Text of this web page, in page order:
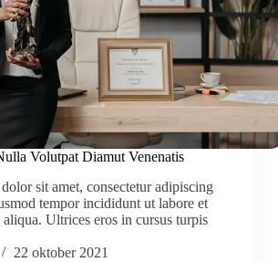
Volutpat Diamut Venenatis
sit amet, consectetur adipiscing
tempor incididunt ut labore et
Ultrices eros in cursus turpis
22 oktober 2021